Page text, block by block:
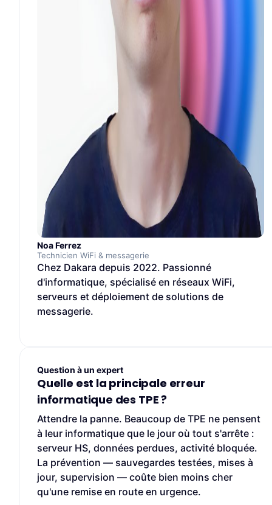
Noa Ferrez
Technicien WiFi & messagerie
Chez Dakara depuis 2022. Passionné
d'informatique, spécialisé en réseaux WiFi,
serveurs et déploiement de solutions de
messagerie.
Question à un expert
Quelle est la principale erreur
informatique des TPE ?
Attendre la panne. Beaucoup de TPE ne pensent
à leur informatique que le jour où tout s'arrête :
serveur HS, données perdues, activité bloquée.
La prévention — sauvegardes testées, mises à
jour, supervision — coûte bien moins cher
qu'une remise en route en urgence.